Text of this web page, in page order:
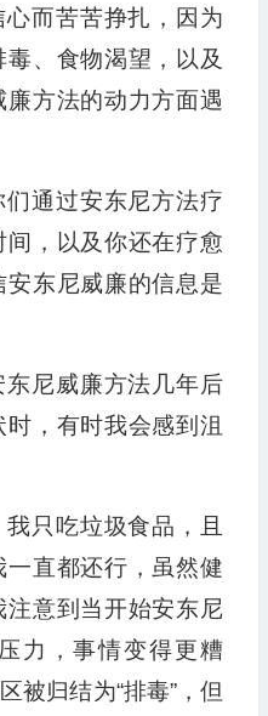
而苦苦挣扎，因为
、食物渴望，以及
方法的动力方面遇
通过安东尼方法疗
，以及你还在疗愈
东尼威廉的信息是
尼威廉方法几年后
，有时我会感到沮
只吃垃圾食品，且
直都还行，虽然健
注意到当开始安东尼
力，事情变得更糟
被归结为“排毒”，但